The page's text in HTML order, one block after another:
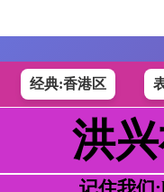
经典:香港区
洪